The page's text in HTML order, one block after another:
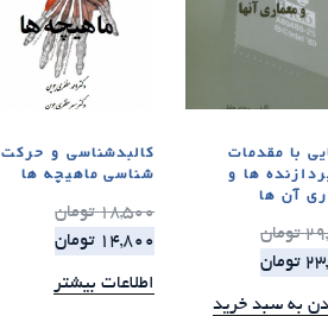
با مقدمات
ها و
آن ها
تومان
تومان
به سبد خرید
کالبدشناسی و حرکت
شناسی ماهیچه ها
18,500 تومان
14,800 تومان
اطلاعات بیشتر